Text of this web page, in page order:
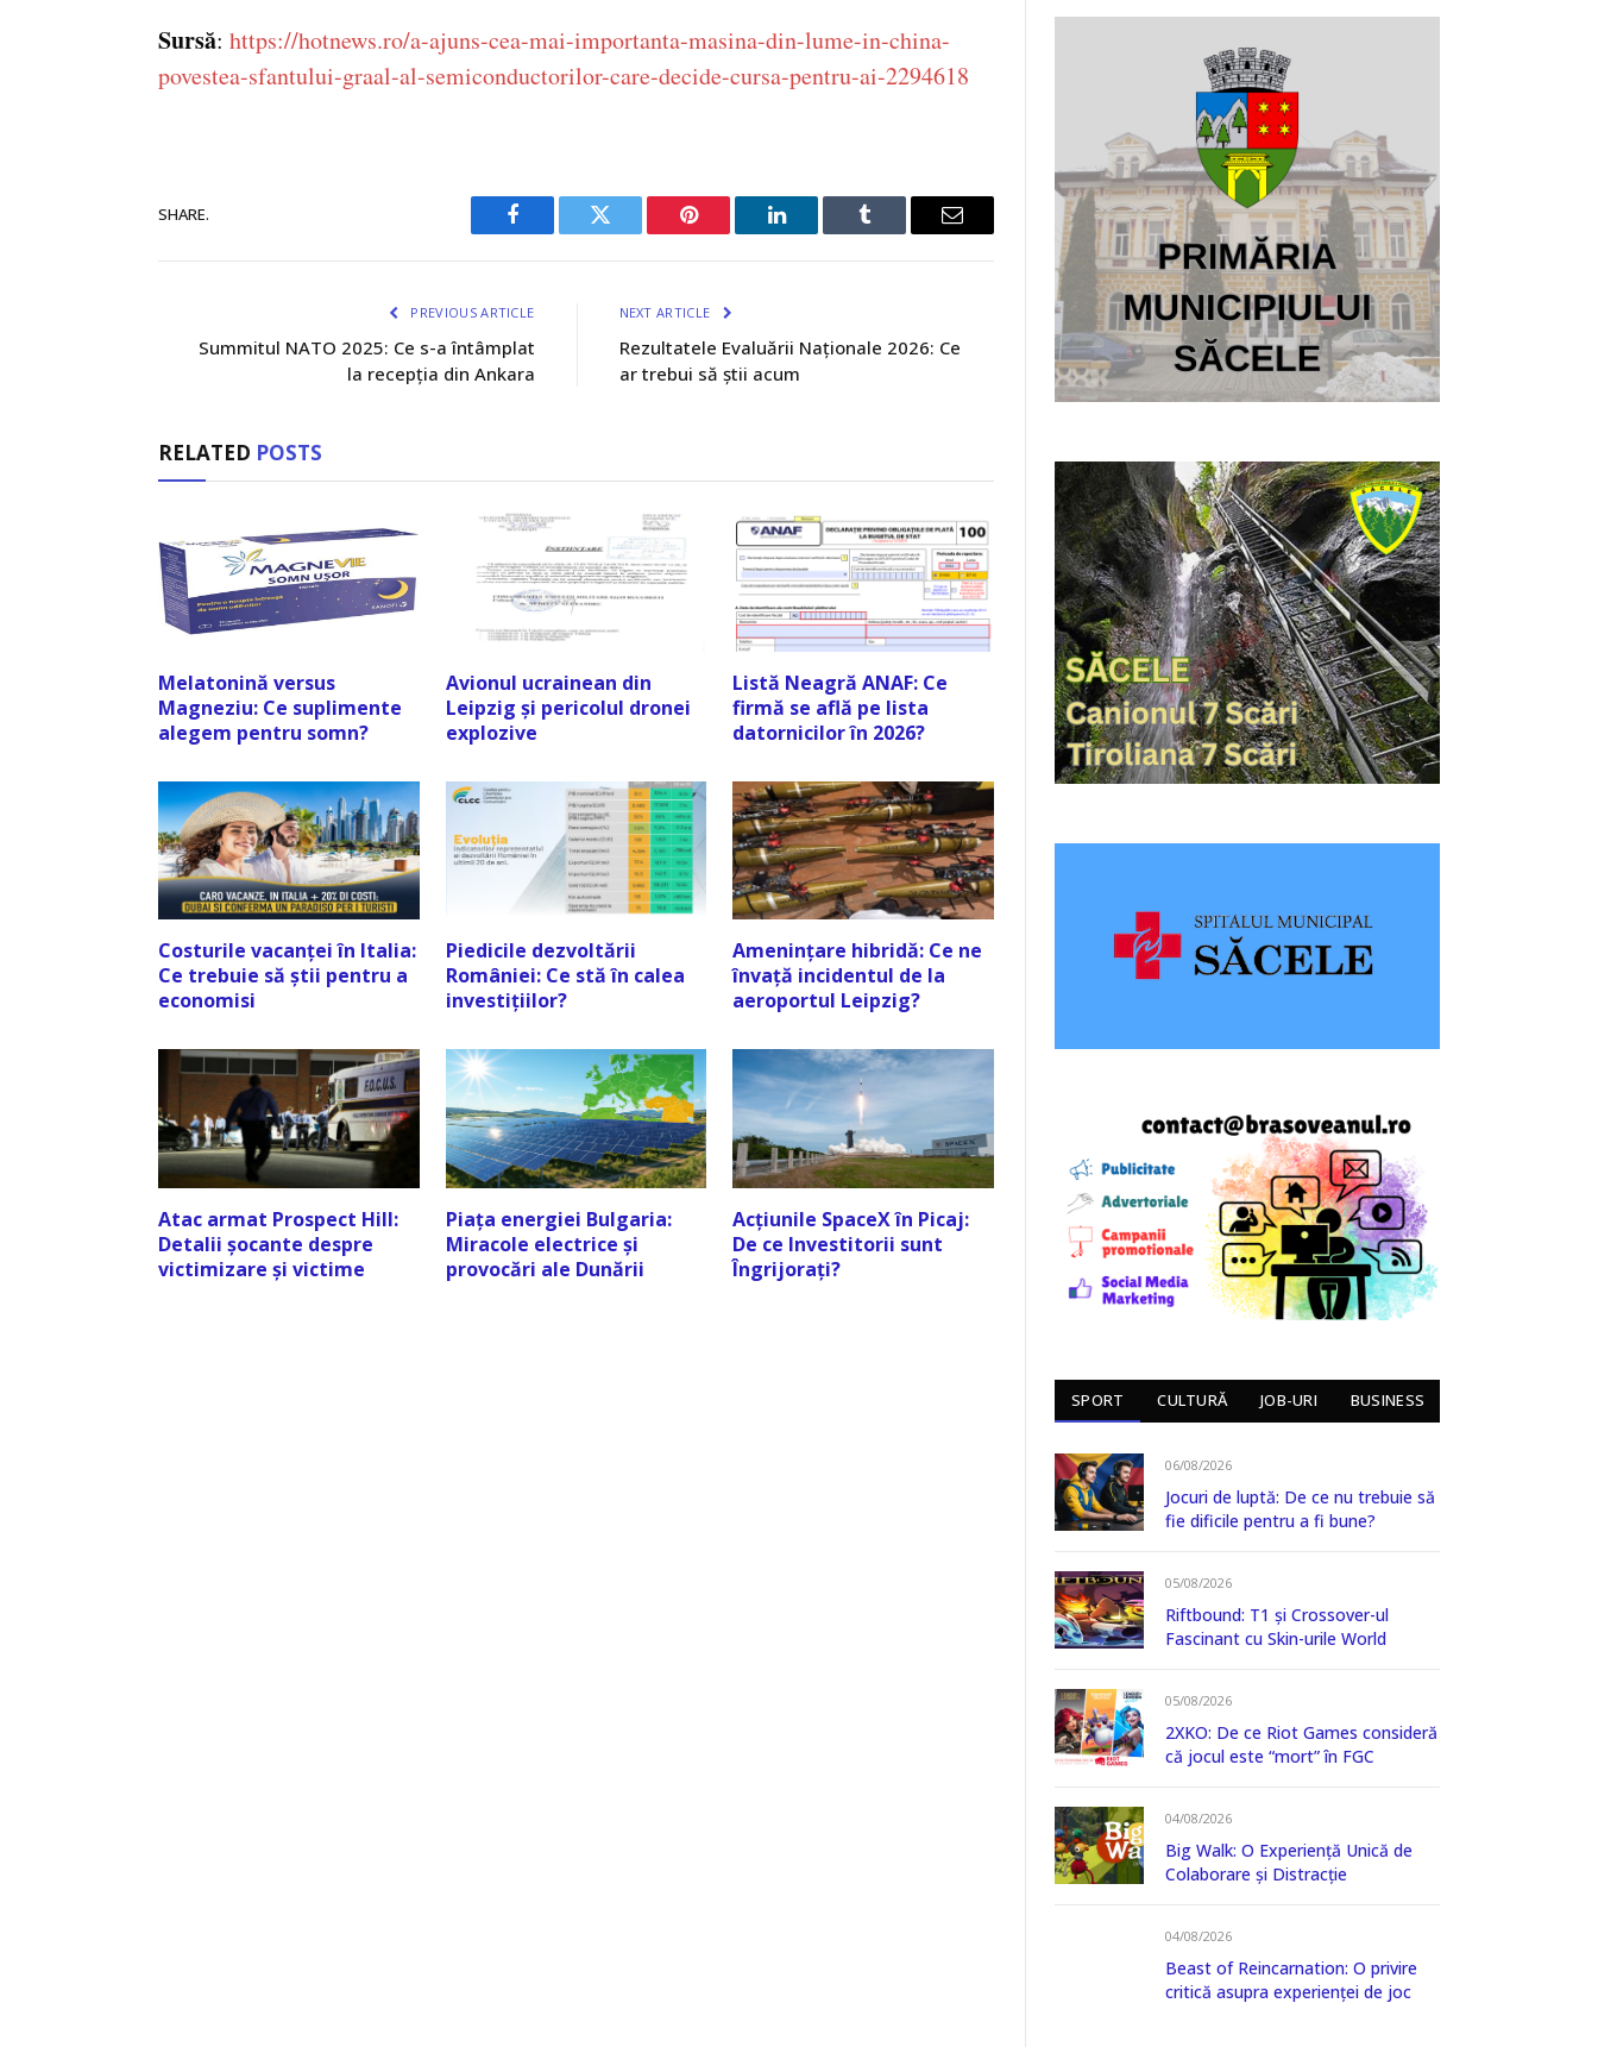
Sursă: https://hotnews.ro/a-ajuns-cea-mai-importanta-masina-din-lume-in-china-
povestea-sfantului-graal-al-semiconductorilor-care-decide-cursa-pentru-ai-2294618
SHARE.
Facebook Twitter Pinterest LinkedIn Tumblr Email
PREVIOUS ARTICLE
Summitul NATO 2025: Ce s-a întâmplat
la recepția din Ankara
NEXT ARTICLE
Rezultatele Evaluării Naționale 2026: Ce
ar trebui să știi acum
RELATED POSTS
Melatonină versus
Magneziu: Ce suplimente
alegem pentru somn?
Avionul ucrainean din
Leipzig și pericolul dronei
explozive
Listă Neagră ANAF: Ce
firmă se află pe lista
datornicilor în 2026?
Costurile vacanței în Italia:
Ce trebuie să știi pentru a
economisi
Piedicile dezvoltării
României: Ce stă în calea
investițiilor?
Amenințare hibridă: Ce ne
învață incidentul de la
aeroportul Leipzig?
Atac armat Prospect Hill:
Detalii șocante despre
victimizare și victime
Piața energiei Bulgaria:
Miracole electrice și
provocări ale Dunării
Acțiunile SpaceX în Picaj:
De ce Investitorii sunt
Îngrijorați?
SPORT CULTURĂ JOB-URI BUSINESS
06/08/2026
Jocuri de luptă: De ce nu trebuie să
fie dificile pentru a fi bune?
05/08/2026
Riftbound: T1 și Crossover-ul
Fascinant cu Skin-urile World
05/08/2026
2XKO: De ce Riot Games consideră
că jocul este “mort” în FGC
04/08/2026
Big Walk: O Experiență Unică de
Colaborare și Distracție
04/08/2026
Beast of Reincarnation: O privire
critică asupra experienței de joc